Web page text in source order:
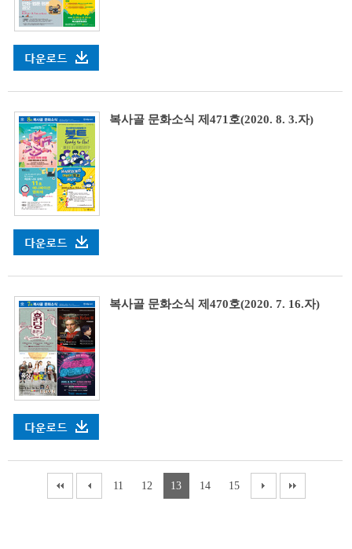
복사골 문화소식 제471호(2020. 8. 3.자)
복사골 문화소식 제470호(2020. 7. 16.자)
11 12 13 14 15